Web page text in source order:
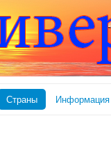
Страны Информация